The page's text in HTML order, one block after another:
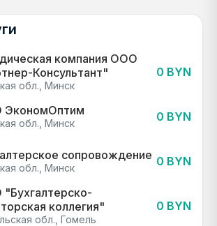
компания ООО
Консультант"
обл., Минск
0 BYN
обл., Минск 0 BYN
сопровождение
обл., Минск 0 BYN
коллегия"
обл., Гомель
0 BYN